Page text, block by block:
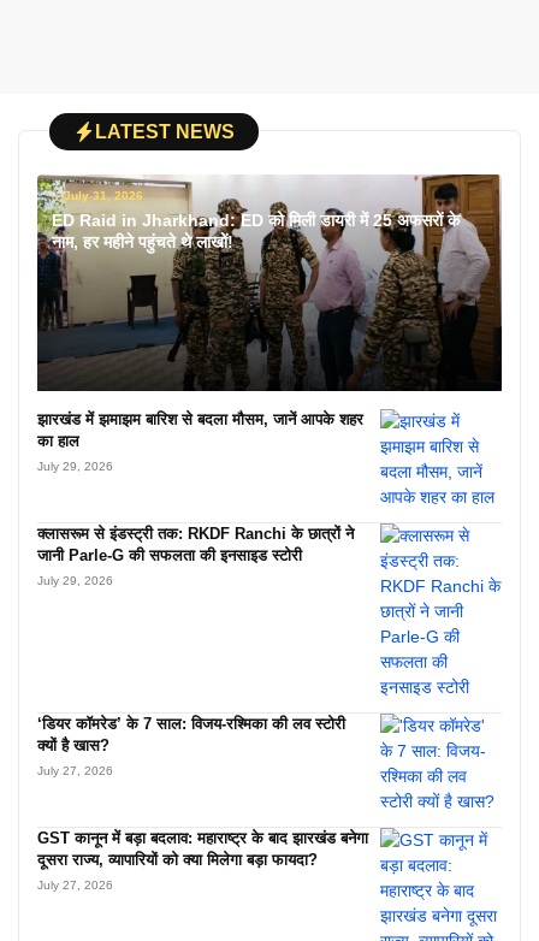
LATEST NEWS
July 31, 2026
ED Raid in Jharkhand: ED को मिली डायरी में 25 अफसरों के
नाम, हर महीने पहुंचते थे लाखों!
झारखंड में झमाझम बारिश से बदला मौसम, जानें आपके शहर
का हाल
July 29, 2026
क्लासरूम से इंडस्ट्री तक: RKDF Ranchi के छात्रों ने
जानी Parle-G की सफलता की इनसाइड स्टोरी
July 29, 2026
‘डियर कॉमरेड’ के 7 साल: विजय-रश्मिका की लव स्टोरी
क्यों है खास?
July 27, 2026
GST कानून में बड़ा बदलाव: महाराष्ट्र के बाद झारखंड बनेगा
दूसरा राज्य, व्यापारियों को क्या मिलेगा बड़ा फायदा?
July 27, 2026